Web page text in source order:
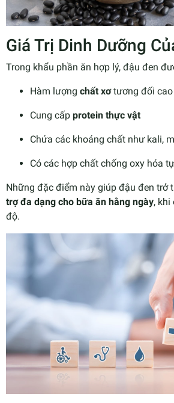
Giá Trị Dinh Dưỡng
Trong khẩu phần ăn hợp lý, đậu đen
Hàm lượng chất xơtương đối cao
Cung cấp protein thực vật
Chứa các khoáng chất như kali,
Có các hợp chất chống oxy hóa
Những đặc điểm này giúp đậu đen trở
trợ đa dạng cho bữa ăn hằng ngày, khi
độ.